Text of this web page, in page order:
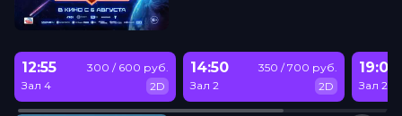
12:55
Зал 4
300 / 600 руб.
2D
14:50
Зал 2
350 / 700 руб.
2D
19:00
Зал 2